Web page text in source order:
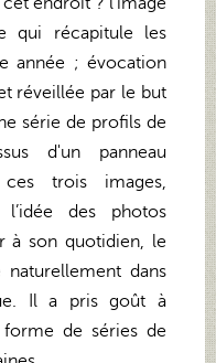
qui récapitule les
année ; évocation
réveillée par le but
série de profils de
d'un panneau
trois images,
des photos
à son quotidien, le
dans
Il a pris goût à
de séries de